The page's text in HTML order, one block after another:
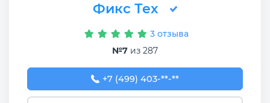
Фикс Тех
3 отзыва
№7 из 287
+7 (499) 403-33-42
+7 (499) 403-**-**